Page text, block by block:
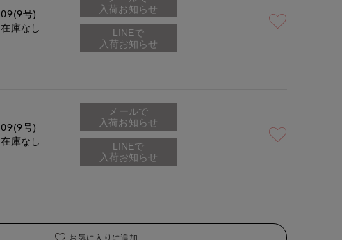
着用サイズ:09(M)
09(9号)
在庫なし
入荷お知らせ
09(9号)
在庫なし
メールで
入荷お知らせ
お気に入りに追加